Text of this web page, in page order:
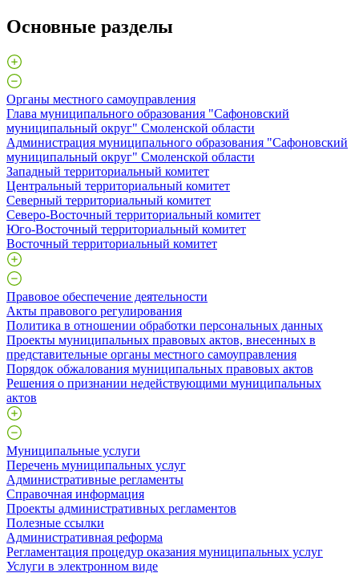
Основные разделы
Органы местного самоуправления
Глава муниципального образования "Сафоновский
муниципальный округ" Смоленской области
Администрация муниципального образования "Сафоновский
муниципальный округ" Смоленской области
Западный территориальный комитет
Центральный территориальный комитет
Северный территориальный комитет
Северо-Восточный территориальный комитет
Юго-Восточный территориальный комитет
Восточный территориальный комитет
Правовое обеспечение деятельности
Акты правового регулирования
Политика в отношении обработки персональных данных
Проекты муниципальных правовых актов, внесенных в
представительные органы местного самоуправления
Порядок обжалования муниципальных правовых актов
Решения о признании недействующими муниципальных
актов
Муниципальные услуги
Перечень муниципальных услуг
Административные регламенты
Справочная информация
Проекты административных регламентов
Полезные ссылки
Административная реформа
Регламентация процедур оказания муниципальных услуг
Услуги в электронном виде